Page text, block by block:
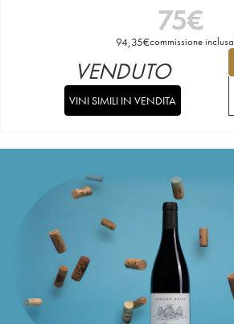
75€
94,35€commissione inclusa
VENDUTO
VINI SIMILI IN VENDITA